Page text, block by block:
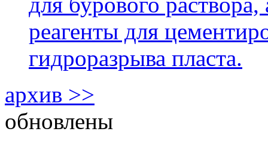
реагенты для
гидроразрыва пласта.
архив >>
обновлены